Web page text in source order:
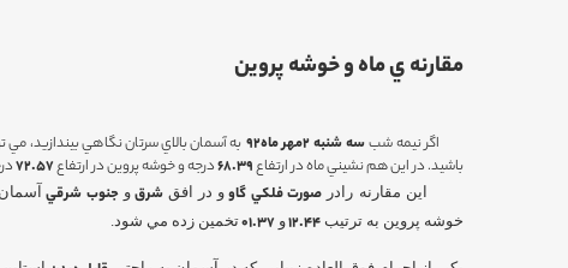
مقارنه ي ماه و خوشه پروين
اگر نيمه شبسه شنبه 2مهر ماه92
به آسمان بالاي سرتان نگاهي بيندازيد،
باشيد. در اين هم نشيني ماه در ارتفاع68.39درجه و خوشه پروين در ارتفاع72.57
اين مقارنه رادر صورت فلكي گاو و در افق شرقوجنوب شرقي
خوشه پروين به ترتيب 12.44و 01.37تخمين زده مي شود.